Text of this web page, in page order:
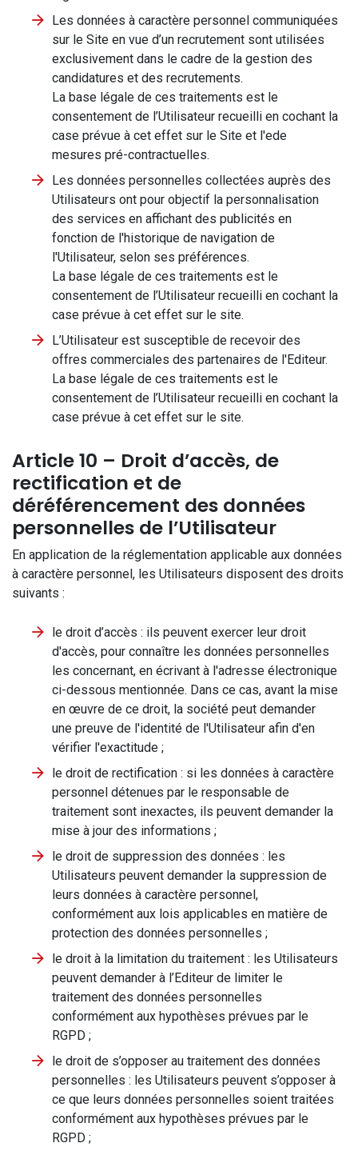
Les données à caractère personnel communiquées
sur le Site en vue d’un recrutement sont utilisées
exclusivement dans le cadre de la gestion des
candidatures et des recrutements.
La base légale de ces traitements est le
consentement de l’Utilisateur recueilli en cochant la
case prévue à cet effet sur le Site et l'ede
mesures pré-contractuelles.
Les données personnelles collectées auprès des
Utilisateurs ont pour objectif la personnalisation
des services en affichant des publicités en
fonction de l'historique de navigation de
l'Utilisateur, selon ses préférences.
La base légale de ces traitements est le
consentement de l’Utilisateur recueilli en cochant la
case prévue à cet effet sur le site.
L’Utilisateur est susceptible de recevoir des
offres commerciales des partenaires de l'Editeur.
La base légale de ces traitements est le
consentement de l’Utilisateur recueilli en cochant la
case prévue à cet effet sur le site.
Article 10 – Droit d’accès, de
rectification et de
déréférencement des données
personnelles de l’Utilisateur
En application de la réglementation applicable aux données
à caractère personnel, les Utilisateurs disposent des droits
suivants :
le droit d’accès : ils peuvent exercer leur droit
d'accès, pour connaître les données personnelles
les concernant, en écrivant à l'adresse électronique
ci-dessous mentionnée. Dans ce cas, avant la mise
en œuvre de ce droit, la société peut demander
une preuve de l'identité de l'Utilisateur afin d'en
vérifier l'exactitude ;
le droit de rectification : si les données à caractère
personnel détenues par le responsable de
traitement sont inexactes, ils peuvent demander la
mise à jour des informations ;
le droit de suppression des données : les
Utilisateurs peuvent demander la suppression de
leurs données à caractère personnel,
conformément aux lois applicables en matière de
protection des données personnelles ;
le droit à la limitation du traitement : les Utilisateurs
peuvent demander à l’Editeur de limiter le
traitement des données personnelles
conformément aux hypothèses prévues par le
RGPD ;
le droit de s’opposer au traitement des données
personnelles : les Utilisateurs peuvent s’opposer à
ce que leurs données personnelles soient traitées
conformément aux hypothèses prévues par le
RGPD ;